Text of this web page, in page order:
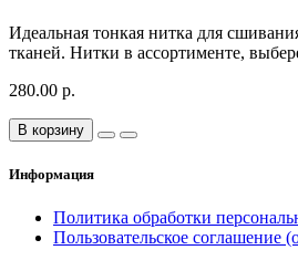
Идеальная тонкая нитка для
тканей. Нитки в ассортименте,
280.00 р.
В корзину
Информация
Политика обработки
Пользовательское соглашение